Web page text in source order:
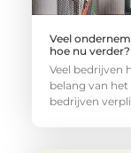
Veel
hoe nu verder?
Veel bedrijven
belang van
bedrijven